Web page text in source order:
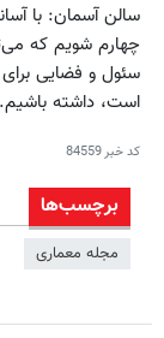
سالن آسمان: با
چهارم شویم که
سئول و فضایی
است، داشته باشیم.
کد خبر84559
برچسب‌ها
مجله معماری